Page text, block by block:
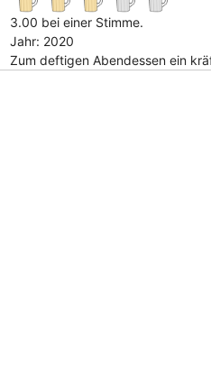
3.00 bei einer Stimme.
Jahr: 2020
Zum deftigen Abendessen ein